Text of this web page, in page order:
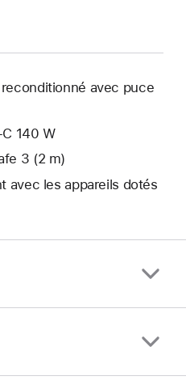
avec puce
140 W
3 (2 m)
avec les appareils dotés